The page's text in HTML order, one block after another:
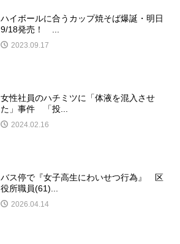
ハイボールに合うカップ焼そば爆誕・明日
9/18発売！ ...
2023.09.17
女性社員のハチミツに「体液を混入させ
た」事件 「投...
2024.02.16
バス停で『女子高生にわいせつ行為』 区
役所職員(61)...
2026.04.14